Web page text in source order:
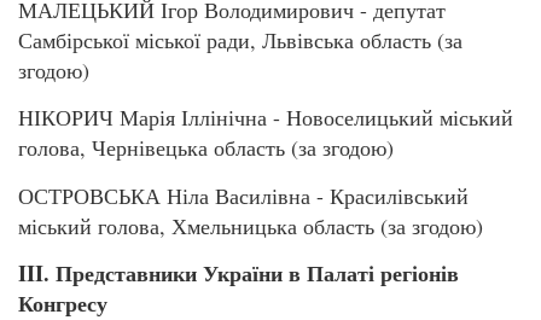
МАЛЕЦЬКИЙ Ігор Володимирович - депутат
Самбірської міської ради, Львівська область (за
згодою)
НІКОРИЧ Марія Іллінічна - Новоселицький міський
голова, Чернівецька область (за згодою)
ОСТРОВСЬКА Ніла Василівна - Красилівський
міський голова, Хмельницька область (за згодою)
III. Представники України в Палаті регіонів
Конгресу